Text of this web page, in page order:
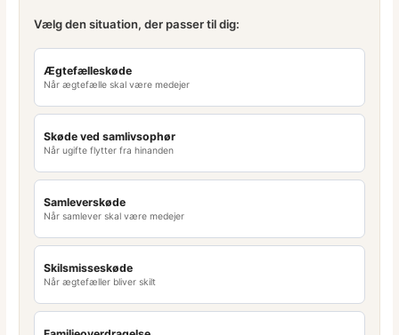
Vælg den situation, der passer til dig:
Ægtefælleskøde
Når ægtefælle skal være medejer
Skøde ved samlivsophør
Når ugifte flytter fra hinanden
Samleverskøde
Når samlever skal være medejer
Skilsmisseskøde
Når ægtefæller bliver skilt